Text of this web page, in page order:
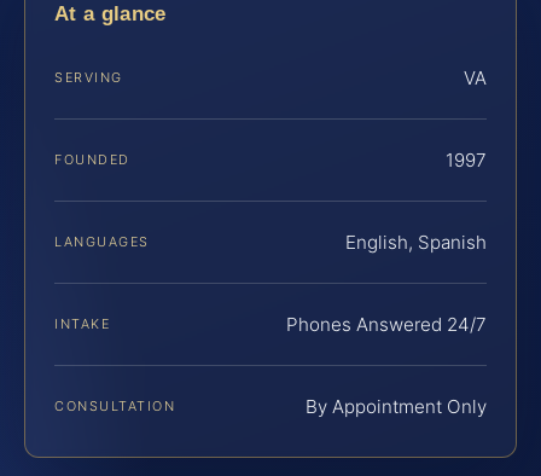
At a glance
SERVING VA
FOUNDED 1997
LANGUAGES English, Spanish
INTAKE Phones Answered 24/7
CONSULTATION By Appointment Only